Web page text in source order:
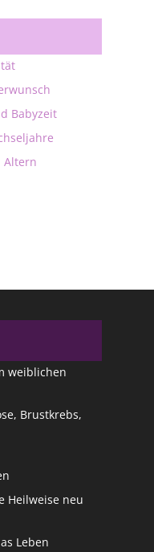
Babyzeit
Altern
weiblichen
Brustkrebs,
Heilweise neu
Leben